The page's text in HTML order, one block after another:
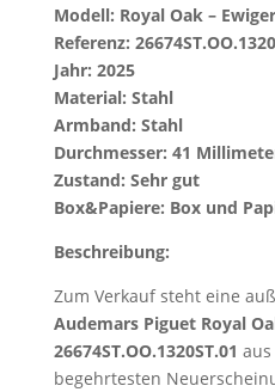
Modell: Royal Oak –
Referenz:
Jahr: 2025
Material: Stahl
Armband: Stahl
Durchmesser: 41
Zustand: Sehr gut
Box&Papiere: Box und
Beschreibung:
Zum Verkauf steht eine
Audemars Piguet Royal
26674ST.OO.1320ST.01
begehrtesten